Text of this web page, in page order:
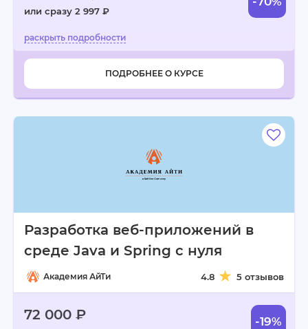
или сразу 2 997 ₽
ПОДРОБНЕЕ О КУРСЕ
Разработка веб-приложений в
среде Java и Spring с нуля
Академия АйТи 4.8 5 отзывов
72 000 ₽ -19%